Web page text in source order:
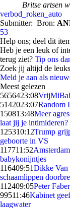
Britse artsen
verbod_roken_auto
Submitter: Bron:
53
Help ons; deel dit
Heb je een leuk of
terug ziet? Tip ons
Zoek jij altijd de
Meld je aan als
Meest gelezen
5656423:08
5142023:07Random
150813:48Meer
laat jij je intimideren?
125310:12Trump
geboorte in VS
117711:52
babykonijntjes
116409:51Dikke Van
schaamlippen
112409:05Peter
99511:46Kabinet
laagwater